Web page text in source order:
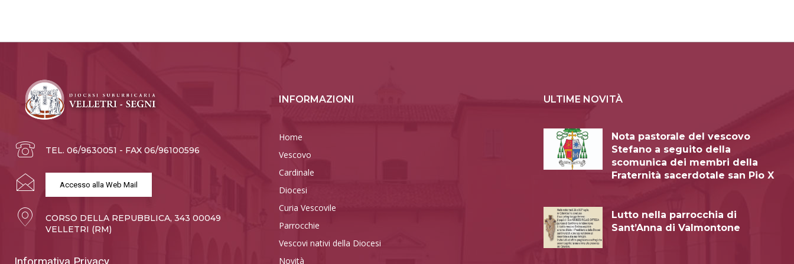
TEL. 06/9630051 - FAX 06/96100596
Accesso alla Web Mail
CORSO DELLA REPUBBLICA, 343 00049
VELLETRI (RM)
Informativa Privacy
INFORMAZIONI
Home
Vescovo
Cardinale
Diocesi
Curia Vescovile
Parrocchie
Vescovi nativi della Diocesi
Novità
ULTIME NOVITÀ
Nota pastorale del vescovo
Stefano a seguito della
scomunica dei membri della
Fraternità sacerdotale san Pio X
Lutto nella parrocchia di
Sant’Anna di Valmontone